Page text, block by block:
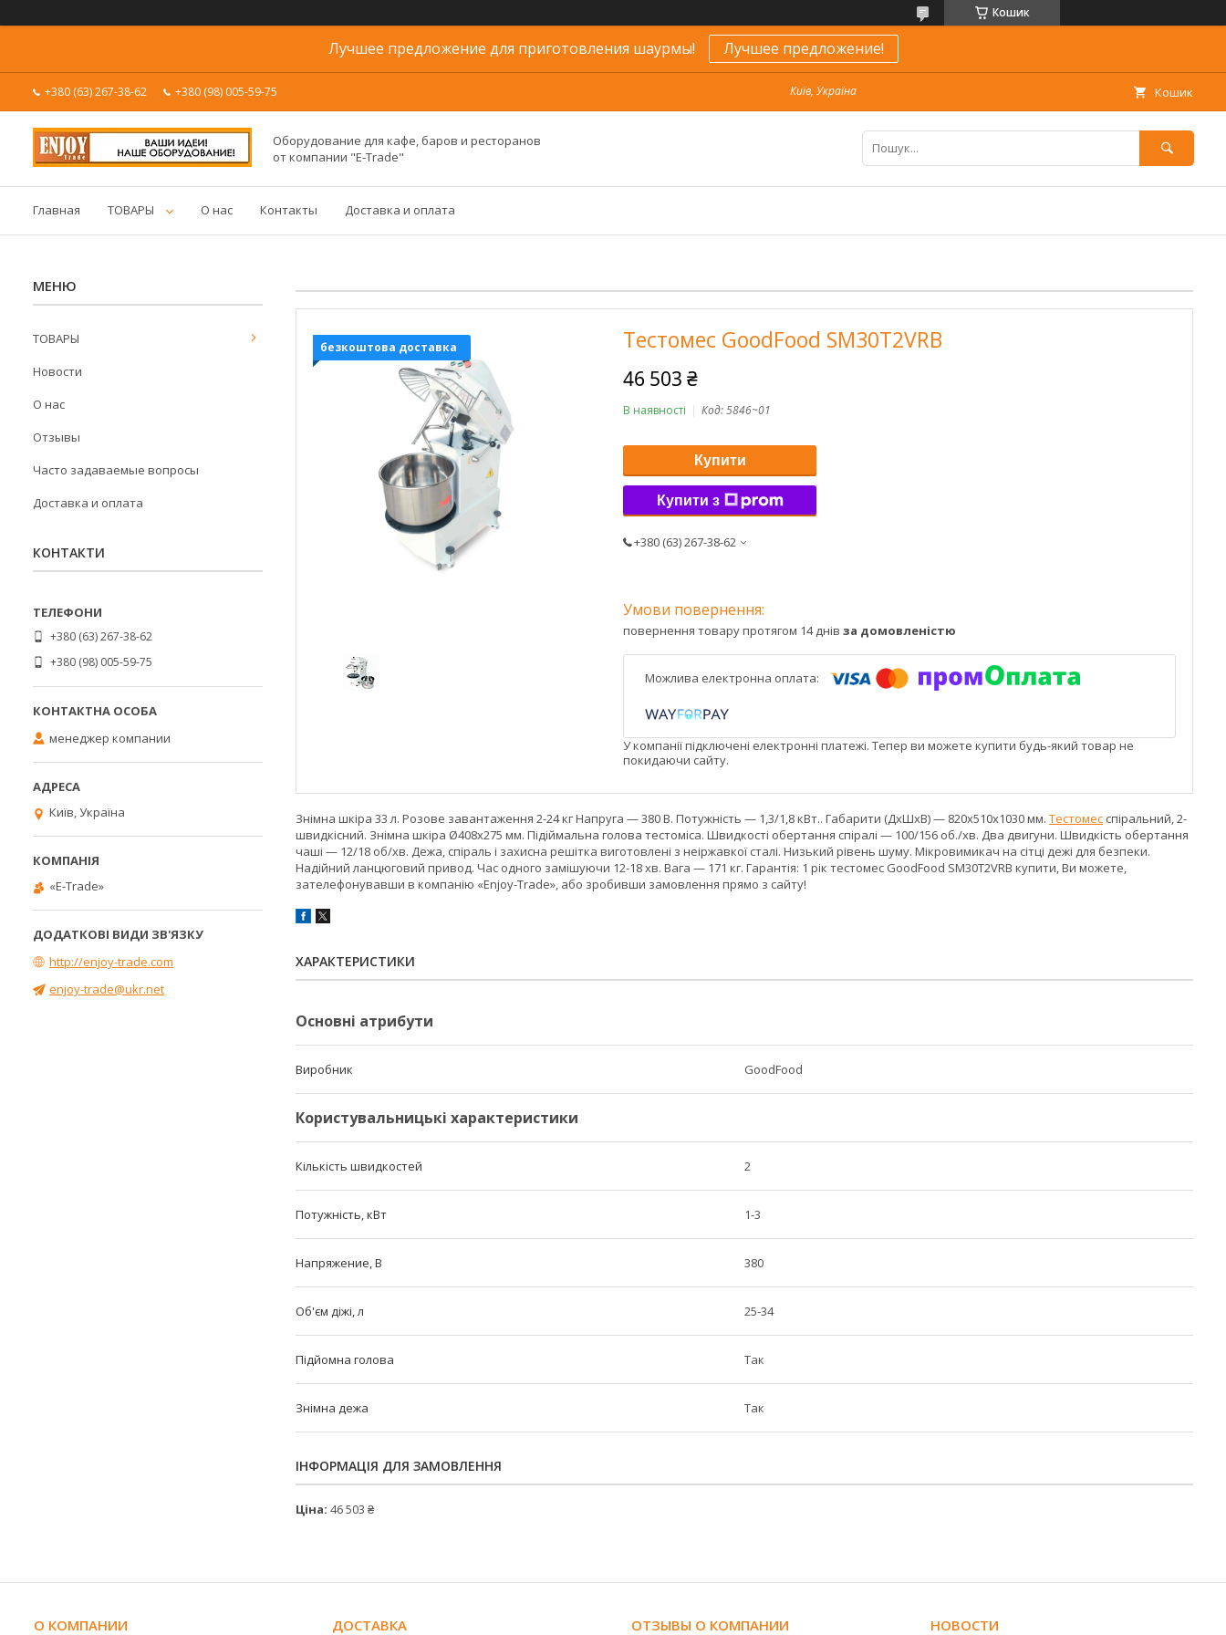
Кошик
Лучшее предложение для приготовления шаурмы! Лучшее предложение!
+380 (63) 267-38-62 +380 (98) 005-59-75 Київ, Україна Кошик
Оборудование для кафе, баров и ресторанов
от компании "E-Trade"
Главная ТОВАРЫ О нас Контакты Доставка и оплата
безкоштова доставка Тестомес GoodFood SM30T2VRB
46 503 ₴
В наявності Код:5846~01
Купити
Купити з
+380 (63) 267-38-62
повернення товару протягом 14 днів за домовленістю
У компанії підключені електронні платежі. Тепер ви можете купити будь-який товар не
покидаючи сайту.
Знімна шкіра 33 л. Розове завантаження 2-24 кг Напруга — 380 В. Потужність — 1,3/1,8 кВт.. Габарити (ДхШхВ) — 820x510x1030 мм. Тестомес спіральний, 2-
швидкісний. Знімна шкіра Ø408х275 мм. Підіймальна голова тестоміса. Швидкості обертання спіралі — 100/156 об./хв. Два двигуни. Швидкість обертання
чаші — 12/18 об/хв. Дежа, спіраль і захисна решітка виготовлені з неіржавкої сталі. Низький рівень шуму. Мікровимикач на сітці дежі для безпеки.
Надійний ланцюговий привод. Час одного замішуючи 12-18 хв. Вага — 171 кг. Гарантія: 1 рік тестомес GoodFood SM30T2VRB купити, Ви можете,
зателефонувавши в компанію «Enjoy-Trade», або зробивши замовлення прямо з сайту!
ХАРАКТЕРИСТИКИ
Основні атрибути
Виробник GoodFood
Користувальницькі характеристики
Кількість швидкостей 2
Потужність, кВт 1-3
Напряжение, В 380
Об'єм діжі, л 25-34
Підйомна голова Так
Знімна дежа Так
ІНФОРМАЦІЯ ДЛЯ ЗАМОВЛЕННЯ
Ціна: 46 503 ₴
ТОВАРЫ
Новости
О нас
Отзывы
Часто задаваемые вопросы
Доставка и оплата
КОНТАКТИ
+380 (63) 267-38-62
+380 (98) 005-59-75
менеджер компании
Київ, Україна
«E-Trade»
http://enjoy-trade.com
enjoy-trade@ukr.net
О КОМПАНИИ ДОСТАВКА ОТЗЫВЫ О КОМПАНИИ НОВОСТИ